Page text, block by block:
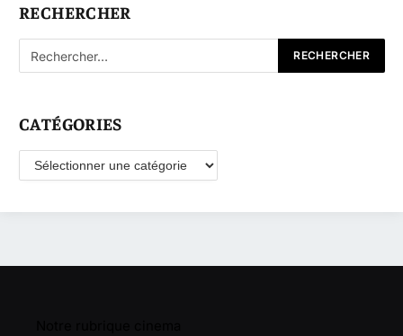
RECHERCHER
CATÉGORIES
Catégories